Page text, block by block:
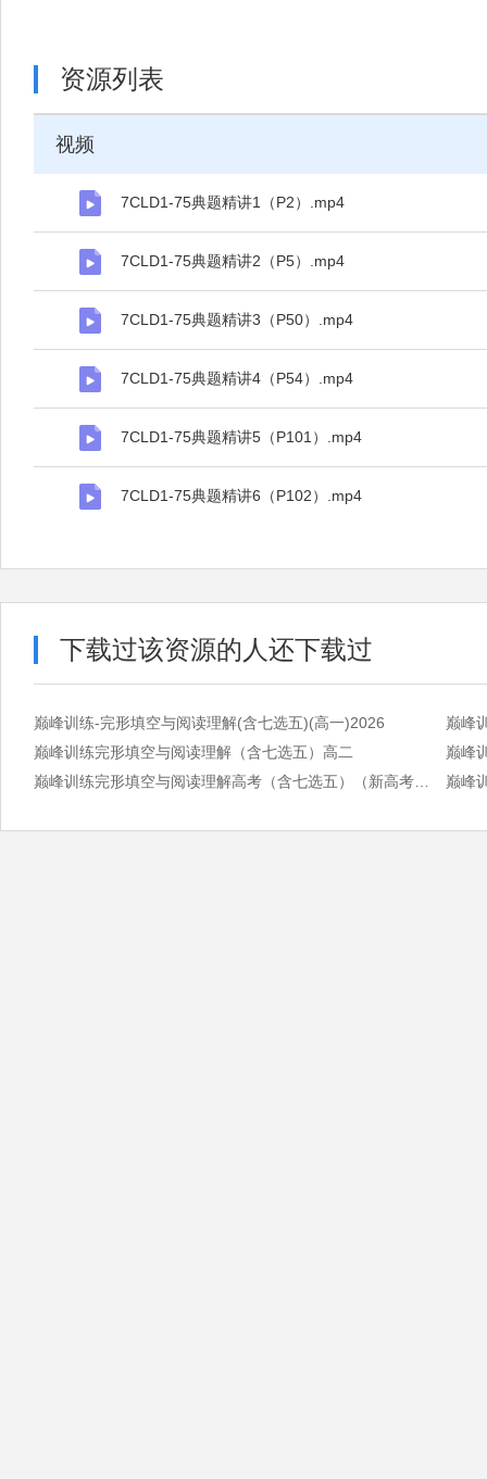
资源列表
视频
7CLD1-75典题精讲1（P2）.mp4
7CLD1-75典题精讲2（P5）.mp4
7CLD1-75典题精讲3（P50）.mp4
7CLD1-75典题精讲4（P54）.mp4
7CLD1-75典题精讲5（P101）.mp4
7CLD1-75典题精讲6（P102）.mp4
下载过该资源的人还下载过
巅峰训练-完形填空与阅读理解(含七选五)(高一)2026
巅峰
巅峰训练完形填空与阅读理解（含七选五）高二
巅峰
巅峰